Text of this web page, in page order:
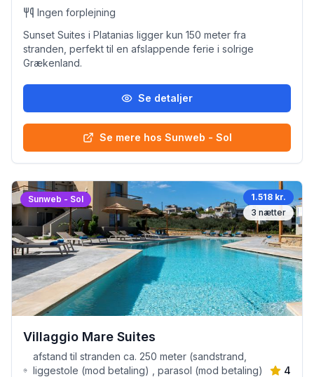
Ingen forplejning
Sunset Suites i Platanias ligger kun 150 meter fra
stranden, perfekt til en afslappende ferie i solrige
Grækenland.
Se detaljer
Se mere hos Sunweb - Sol
Sunweb - Sol
1.518 kr.
3 nætter
Villaggio Mare Suites
afstand til stranden ca. 250 meter (sandstrand,
liggestole (mod betaling) , parasol (mod betaling)
4